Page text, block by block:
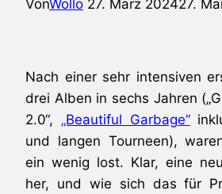
VonWollo 27. März 202427.
Nach einer sehr intensiven
drei Alben in sechs Jahren
2.0“, „Beautiful Garbage“
und langen Tourneen),
ein wenig lost. Klar, eine
her, und wie sich das für